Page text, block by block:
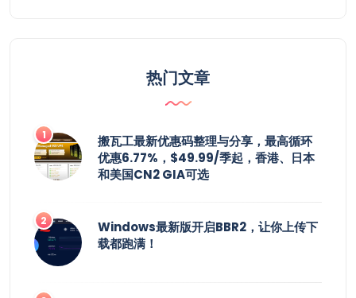
热门文章
搬瓦工最新优惠码整理与分享，最高循环
优惠6.77%，$49.99/季起，香港、日本
和美国CN2 GIA可选
Windows最新版开启BBR2，让你上传下
载都跑满！